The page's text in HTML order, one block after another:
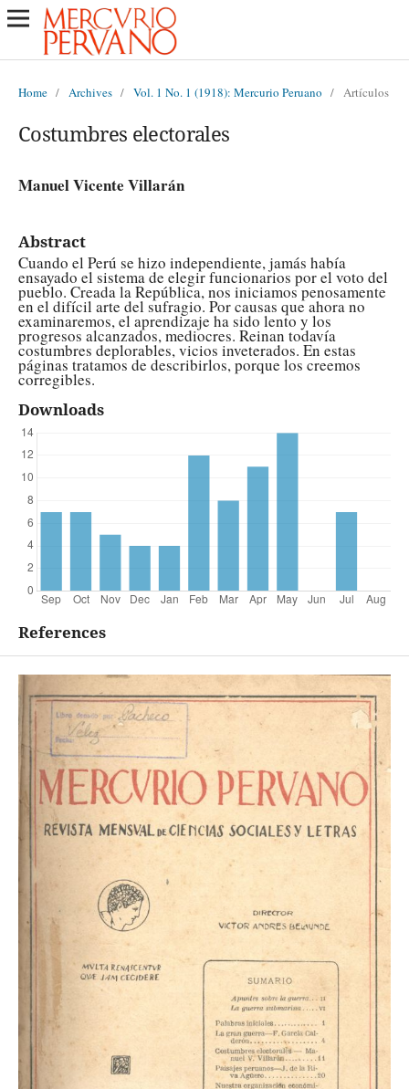
Home / Archives / Vol. 1 No. 1 (1918): Mercurio Peruano / Artículos
Costumbres electorales
Manuel Vicente Villarán
Abstract
Cuando el Perú se hizo independiente, jamás había
ensayado el sistema de elegir funcionarios por el voto del
pueblo. Creada la República, nos iniciamos penosamente
en el difícil arte del sufragio. Por causas que ahora no
examinaremos, el aprendizaje ha sido lento y los
progresos alcanzados, mediocres. Reinan todavía
costumbres deplorables, vicios inveterados. En estas
páginas tratamos de describirlos, porque los creemos
corregibles.
Downloads
References